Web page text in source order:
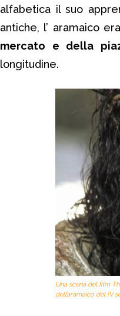
alfabetica il suo
antiche, l’ aramaico era
mercato e della
longitudine.
Una scena del film
dell’aramaico del IV